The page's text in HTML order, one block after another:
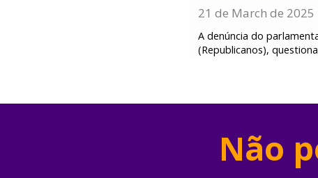
21 de March de 2025
A denúncia do
(Republicanos),
Não